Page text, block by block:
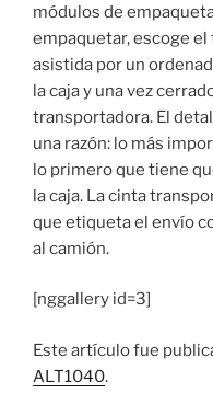
módulos de
empaquetar, escoge
asistida por un
la caja y una vez
transportadora. El
una razón: lo más
lo primero que tiene
la caja. La cinta
que etiqueta el envío
al camión.
[nggallery id=3]
Este artículo fue
ALT1040.